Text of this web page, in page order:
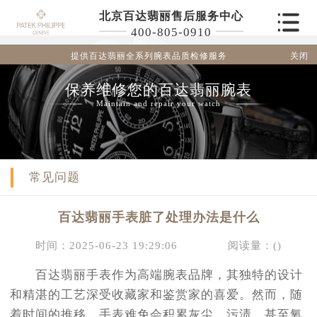
北京百达翡丽售后服务中心
400-805-0910
提供百达翡丽全系列腕表品质检修服务 关闭
保养维修您的百达翡丽腕表
Maintain and repair your watch
常见问题
百达翡丽手表脏了处理办法是什么
时间：2025-06-23 19:29:06 阅读量：()
百达翡丽手表作为高端腕表品牌，其独特的设计
和精湛的工艺深受收藏家和鉴赏家的喜爱。然而，随